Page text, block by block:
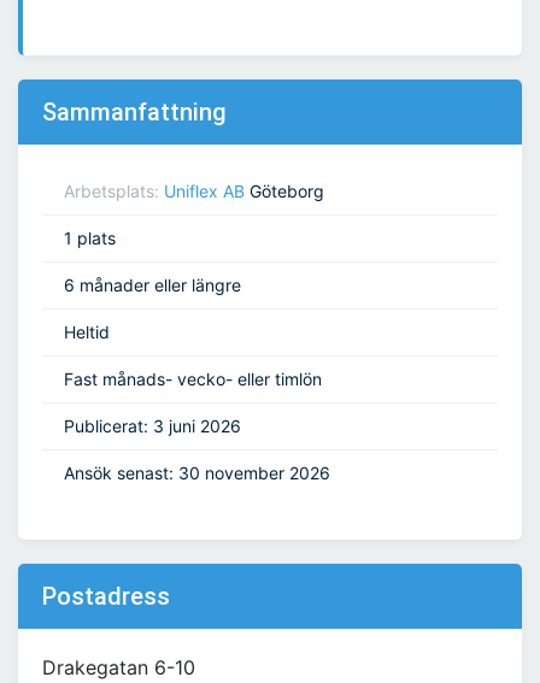
Sammanfattning
Arbetsplats: Uniflex AB Göteborg
1 plats
6 månader eller längre
Heltid
Fast månads- vecko- eller timlön
Publicerat: 3 juni 2026
Ansök senast: 30 november 2026
Postadress
Drakegatan 6-10